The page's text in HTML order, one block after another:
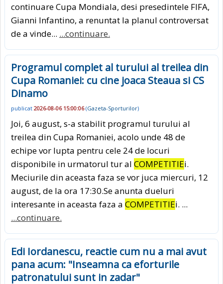
continuare Cupa Mondiala, desi presedintele FIFA,
Gianni Infantino, a renuntat la planul controversat
de a vinde... ...continuare.
Programul complet al turului al treilea din
Cupa Romaniei: cu cine joaca Steaua si CS
Dinamo
publicat 2026-08-06 15:00:06(Gazeta-Sporturilor)
Joi, 6 august, s-a stabilit programul turului al
treilea din Cupa Romaniei, acolo unde 48 de
echipe vor lupta pentru cele 24 de locuri
disponibile in urmatorul tur al COMPETITIEi.
Meciurile din aceasta faza se vor juca miercuri, 12
august, de la ora 17:30.Se anunta dueluri
interesante in aceasta faza a COMPETITIEi. ...
...continuare.
Edi Iordanescu, reactie cum nu a mai avut
pana acum: "Inseamna ca eforturile
patronatului sunt in zadar"